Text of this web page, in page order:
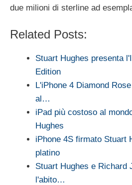
due milioni di sterline ad
Related Posts:
Stuart Hughes presenta
Edition
L'iPhone 4 Diamond
al…
iPad più costoso al
Hughes
iPhone 4S firmato Stuart
platino
Stuart Hughes e Richard
l'abito…